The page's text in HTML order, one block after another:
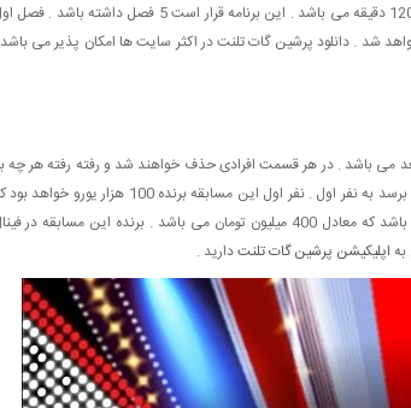
ایران از شبکه ام بی سی پرشیا پخش می گردد .مدت زمان پخش هر قسمت 60 الی 120 دقیقه می باشد . این برنامه قرار است 5 فصل داشته
می شد به اتمام رسید و فصل دوم ان از فروردین 1399 پخش خواهد شد . دانلود پرشین گات تلنت در اکثر سایت ها امکان پذیر می
شرکت در مرحله بعد می باشد . در هر قسمت افرادی حذف خواهند شد و رفته رفته هر چه
فینال پرشین گات تلنت نزدیک می شویم تعداد شرکت کننده ها کاهش پیدا می کند تا برسد به نفر اول . نفر اول این مسابقه برنده 100 هزار یورو
معادل یک میلیارد و پانصد میلیون تومان می باشد . جایزه نفر دوم 25 هزار یورو می باشد که معادل 400 میلیون تومان می باشد . برنده این مسابقه در
اپلیکیشن پرشین گات تلنتدارید .